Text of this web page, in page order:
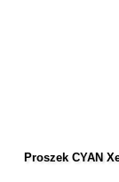
Proszek CYAN